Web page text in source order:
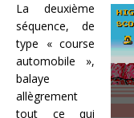
La deuxième
séquence, de
type « course
automobile »,
balaye
allègrement
tout ce qui